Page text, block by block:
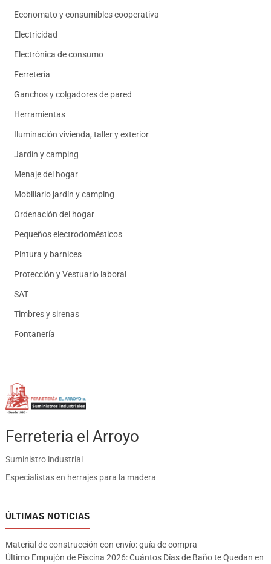
Economato y consumibles cooperativa
Electricidad
Electrónica de consumo
Ferretería
Ganchos y colgadores de pared
Herramientas
Iluminación vivienda, taller y exterior
Jardín y camping
Menaje del hogar
Mobiliario jardín y camping
Ordenación del hogar
Pequeños electrodomésticos
Pintura y barnices
Protección y Vestuario laboral
SAT
Timbres y sirenas
Fontanería
Ferreteria el Arroyo
Suministro industrial
Especialistas en herrajes para la madera
ÚLTIMAS NOTICIAS
Material de construcción con envío: guía de compra
Último Empujón de Piscina 2026: Cuántos Días de Baño te Quedan en